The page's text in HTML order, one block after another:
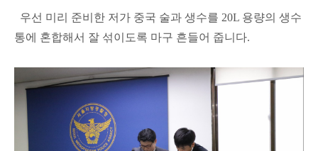
우선 미리 준비한 저가 중국 술과 생수를 20L 용량의 생수
통에 혼합해서 잘 섞이도록 마구 흔들어 줍니다.